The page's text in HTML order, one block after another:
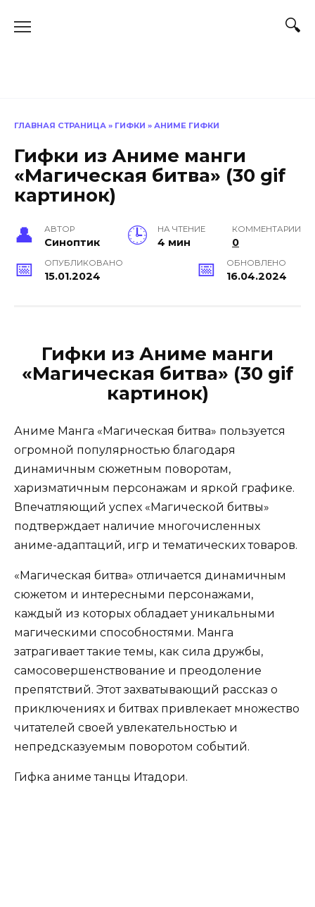
ГЛАВНАЯ СТРАНИЦА » ГИФКИ » АНИМЕ ГИФКИ
Гифки из Аниме манги
«Магическая битва» (30 gif
картинок)
АВТОР
Синоптик
НА ЧТЕНИЕ
4 мин
КОММЕНТАРИИ
0
ОПУБЛИКОВАНО
15.01.2024
ОБНОВЛЕНО
16.04.2024
Гифки из Аниме манги
«Магическая битва» (30 gif
картинок)
Аниме Манга «Магическая битва» пользуется
огромной популярностью благодаря
динамичным сюжетным поворотам,
харизматичным персонажам и яркой графике.
Впечатляющий успех «Магической битвы»
подтверждает наличие многочисленных
аниме-адаптаций, игр и тематических товаров.
«Магическая битва» отличается динамичным
сюжетом и интересными персонажами,
каждый из которых обладает уникальными
магическими способностями. Манга
затрагивает такие темы, как сила дружбы,
самосовершенствование и преодоление
препятствий. Этот захватывающий рассказ о
приключениях и битвах привлекает множество
читателей своей увлекательностью и
непредсказуемым поворотом событий.
Гифка аниме танцы Итадори.